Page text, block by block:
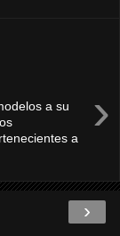
›
a su
a
›